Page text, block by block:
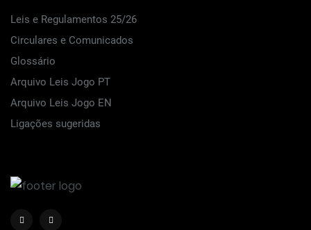
Leis e Regulamentos 25/26
Circulares e Comunicados
Glossário
Arquivo Leis Jogo PT
Arquivo Leis Jogo EN
Ligações sugeridas